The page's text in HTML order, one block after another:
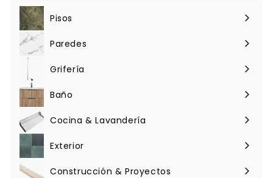
Pisos
Expandir
menú Paredes
Expandir
Grifería
Expandir
menú Baño
Expandir
menú Cocina & Lavandería
Expandir
Exterior
Expandir
menú Construcción & Proyectos